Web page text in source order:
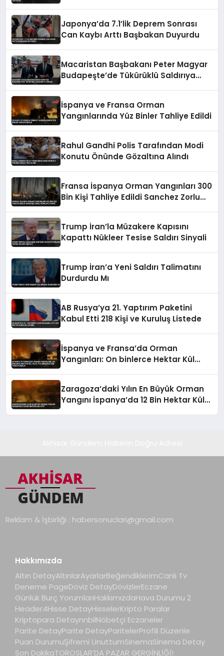
Japonya’da 7.1’lik Deprem Sonrası
Can Kaybı Arttı Başbakan Duyurdu
Macaristan Başbakanı Peter Magyar
Budapeşte’de Tükürüklü Saldırıya
İspanya ve Fransa Orman
Yangınlarında Yüz Binler Tahliye Edildi
Rahul Gandhi Polis Tarafından Modi
Konutu Önünde Gözaltına Alındı
Fransa İspanya Orman Yangınları 300
Bin Kişi Tahliye Edildi Sanchez Zorlu
Trump İran’la Müzakere Kapısını
Kapattı Nükleer Tesise Saldırı Sinyali
Trump İran’a Yeni Saldırı Talimatını
Durdurdu Mı
AB Rusya’ya 21. Yaptırım Paketini
Kabul Etti 218 Kişi ve Kuruluş Listede
İspanya ve Fransa’da Orman
Yangınları: On binlerce Hektar Kül
Zaragoza’daki Yılın En Büyük Orman
Yangını İspanya’da 12 Bin Hektar Kül
Reklam & İşbirliği : habersonuclari@gmail.com
Hakkımızda
Altın DetayAltınlarAyarlarBeğendiklerimCanlı Tv
Deneme PageDöviz DetayDövizlerEczane
Günlük Burç YorumlarıHakkımızdaHava Durumu 2
Header4Hisse DetayHisselerKripto Paralar
Kriptopara DetaynnbilNöbetçi Eczaneler
Parite DetayParite DetayParitelerProfili Düzenle
Puan DurumuŞifremi UnuttumSinemaSinema Detay
Son DakikaTOROSLAR’DA PAZAR GERGİNLİĞİ!